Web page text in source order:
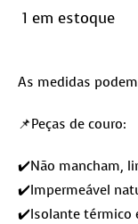
1 em estoque
As medidas
📌Peças de couro:
✔️Não mancham,
✔️Impermeável
✔️Isolante térmico